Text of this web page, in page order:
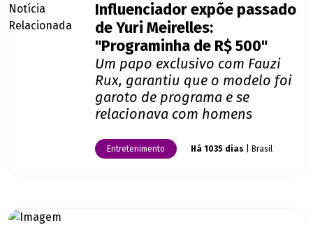
Influenciador expõe passado
de Yuri Meirelles:
"Programinha de R$ 500"
Um papo exclusivo com Fauzi
Rux, garantiu que o modelo foi
garoto de programa e se
relacionava com homens
Entretenimento Há 1035 dias | Brasil